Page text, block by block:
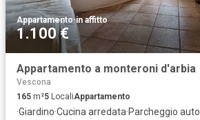
Appartamento·in affitto
1.100 €
Appartamento a monteroni d'arbia
Vescona
165 m²5 LocaliAppartamento
·Giardino·Cucina arredata·Parcheggio auto